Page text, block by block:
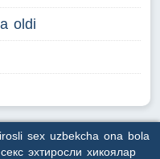
oldi
sex uzbekcha ona bola
эхтиросли хикоялар